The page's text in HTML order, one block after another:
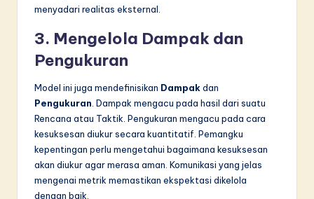
menyadari realitas eksternal.
3. Mengelola Dampak dan
Pengukuran
Model ini juga mendefinisikan Dampakdan
Pengukuran . Dampak mengacu pada hasil dari suatu
Rencana atau Taktik. Pengukuran mengacu pada cara
kesuksesan diukur secara kuantitatif. Pemangku
kepentingan perlu mengetahui bagaimana kesuksesan
akan diukur agar merasa aman. Komunikasi yang jelas
mengenai metrik memastikan ekspektasi dikelola
dengan baik.